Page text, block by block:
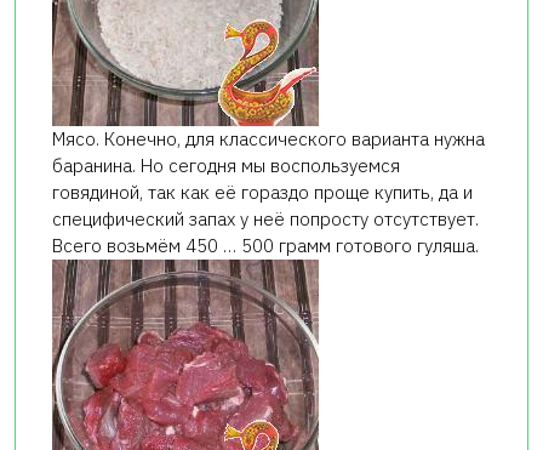
Мясо. Конечно, для классического варианта нужна
баранина. Но сегодня мы воспользуемся
говядиной, так как её гораздо проще купить, да и
специфический запах у неё попросту отсутствует.
Всего возьмём 450 … 500 грамм готового гуляша.